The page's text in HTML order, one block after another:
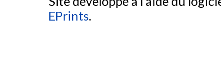
EPrints.